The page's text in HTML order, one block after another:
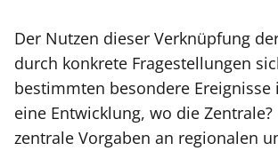
Der Nutzen dieser Verknüpfung
durch konkrete Fragestellungen
bestimmten besondere Ereignisse
eine Entwicklung, wo die
zentrale Vorgaben an regionalen